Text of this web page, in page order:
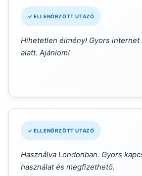
✓ ELLENŐRZÖTT UTAZÓ
„
Hihetetlen élmény! Gyors internet
alatt. Ajánlom!
✓ ELLENŐRZÖTT UTAZÓ
„
Használva Londonban. Gyors
használat és megfizethető.